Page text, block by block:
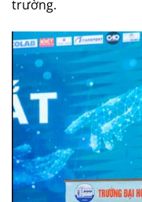
trường.